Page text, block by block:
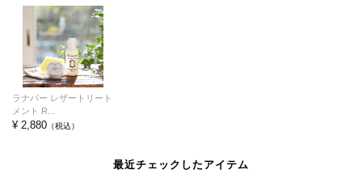
ラナパー レザートリート
メント R...
¥ 2,880 （税込）
最近チェックしたアイテム